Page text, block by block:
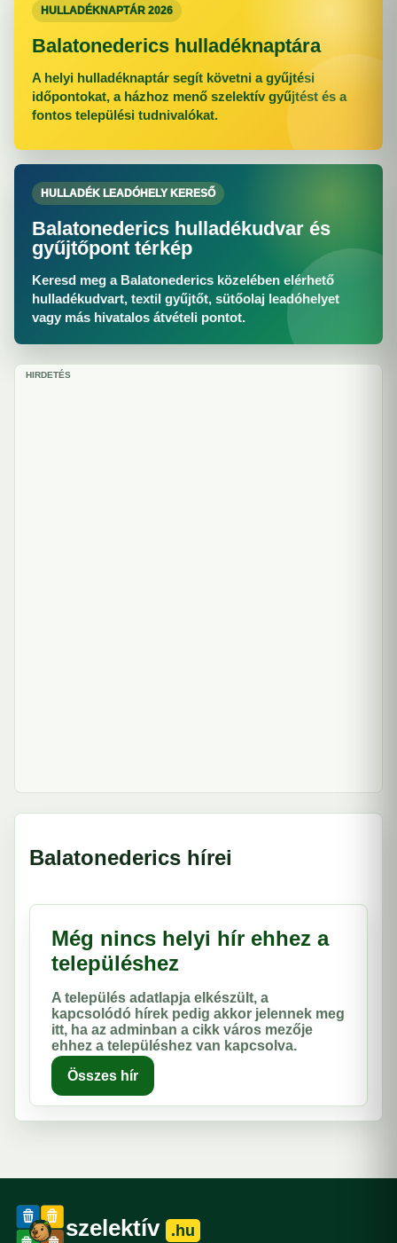
HULLADÉKNAPTÁR 2026
Balatonederics hulladéknaptára
A helyi hulladéknaptár segít követni a gyűjtési
időpontokat, a házhoz menő szelektív gyűjtést és a
fontos települési tudnivalókat.
HULLADÉK LEADÓHELY KERESŐ
Balatonederics hulladékudvar és
gyűjtőpont térkép
Keresd meg a Balatonederics közelében elérhető
hulladékudvart, textil gyűjtőt, sütőolaj leadóhelyet
vagy más hivatalos átvételi pontot.
HIRDETÉS
Balatonederics hírei
Még nincs helyi hír ehhez a
településhez
A település adatlapja elkészült, a
kapcsolódó hírek pedig akkor jelennek meg
itt, ha az adminban a cikk város mezője
ehhez a településhez van kapcsolva.
Összes hír
szelektív .hu